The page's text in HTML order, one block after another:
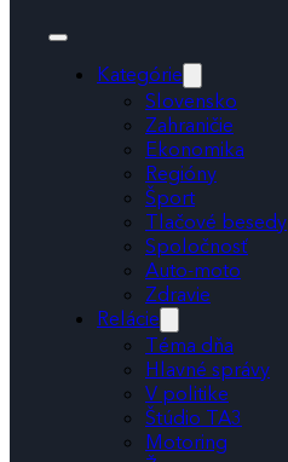
Kategórie
Slovensko
Zahraničie
Ekonomika
Regióny
Šport
Tlačové besedy
Spoločnosť
Auto-moto
Zdravie
Relácie
Téma dňa
Hlavné správy
V politike
Štúdio TA3
Motoring